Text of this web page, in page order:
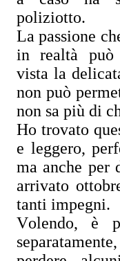
poliziotto.
La passione
in realtà può
vista la
non può
non sa più di
Ho trovato
e leggero,
ma anche per
arrivato
tanti impegni.
Volendo, è